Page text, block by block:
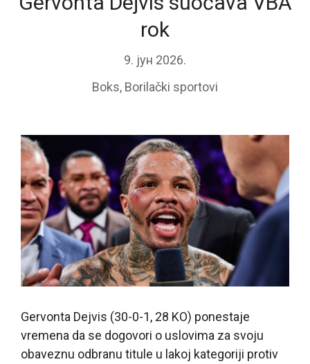
rok
9. јун 2026.
Boks, Borilački sportovi
Gervonta Dejvis (30-0-1, 28 KO) ponestaje
vremena da se dogovori o uslovima za svoju
obaveznu odbranu titule u lakoj kategoriji protiv